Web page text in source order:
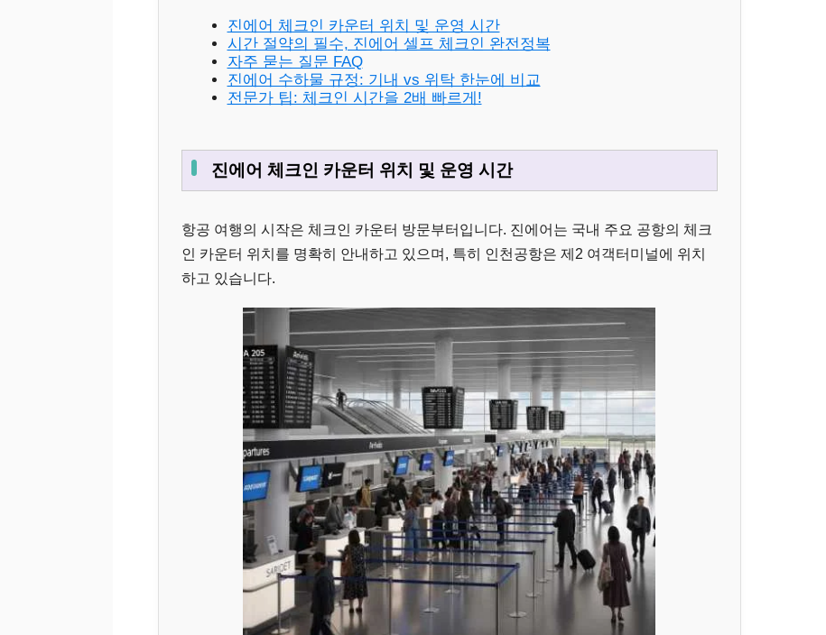
진에어 체크인 카운터 위치 및 운영 시간
시간 절약의 필수, 진에어 셀프 체크인 완전정복
자주 묻는 질문 FAQ
진에어 수하물 규정: 기내 vs 위탁 한눈에 비교
전문가 팁: 체크인 시간을 2배 빠르게!
진에어 체크인 카운터 위치 및 운영 시간
항공 여행의 시작은 체크인 카운터 방문부터입니다. 진에어는 국내 주요 공항의 체크
인 카운터 위치를 명확히 안내하고 있으며, 특히 인천공항은 제2 여객터미널에 위치
하고 있습니다.